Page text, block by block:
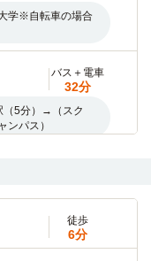
学※自転車の場合
バス＋電車
32分
5分）→（スク
パス）
バス＋電車
徒歩
6分